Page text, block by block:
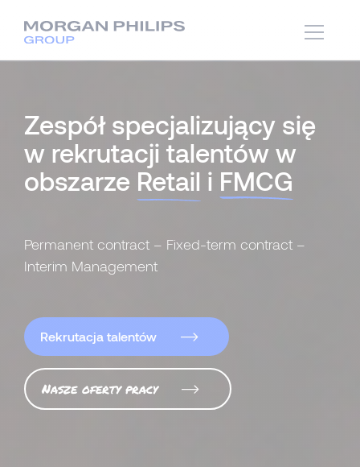
Zespół specjalizujący się
w rekrutacji talentów w
obszarze Retail i FMCG
Permanent contract – Fixed-term contract –
Interim Management
Rekrutacja talentów
Nasze oferty pracy